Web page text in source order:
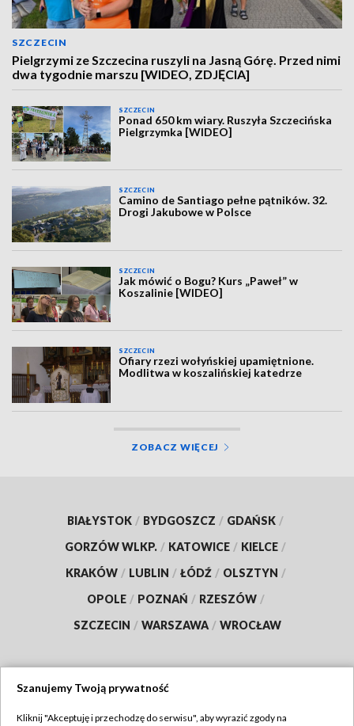
SZCZECIN
Pielgrzymi ze Szczecina ruszyli na Jasną Górę. Przed nimi
dwa tygodnie marszu [WIDEO, ZDJĘCIA]
SZCZECIN
Ponad 650 km wiary. Ruszyła Szczecińska
Pielgrzymka [WIDEO]
SZCZECIN
Camino de Santiago pełne pątników. 32.
Drogi Jakubowe w Polsce
SZCZECIN
Jak mówić o Bogu? Kurs „Paweł” w
Koszalinie [WIDEO]
SZCZECIN
Ofiary rzezi wołyńskiej upamiętnione.
Modlitwa w koszalińskiej katedrze
ZOBACZ WIĘCEJ
BIAŁYSTOK / BYDGOSZCZ / GDAŃSK /
GORZÓW WLKP. / KATOWICE / KIELCE /
KRAKÓW / LUBLIN / ŁÓDŹ / OLSZTYN /
OPOLE / POZNAŃ / RZESZÓW /
SZCZECIN / WARSZAWA / WROCŁAW
Szanujemy Twoją prywatność
Kliknij "Akceptuję i przechodzę do serwisu", aby wyrazić zgody na